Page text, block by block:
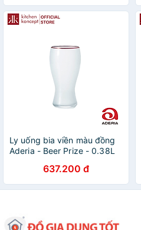
Ly uống bia viền màu đồng
Aderia - Beer Prize - 0.38L
637.200 đ